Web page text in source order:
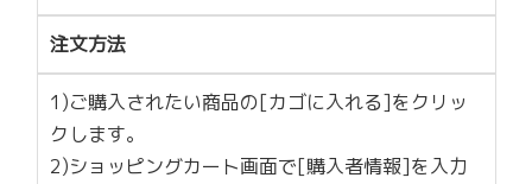
注文方法
1)ご購入されたい商品の[カゴに入れる]をクリッ
クします。
2)ショッピングカート画面で[購入者情報]を入力